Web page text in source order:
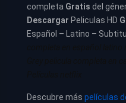
completa Gratis del
Descargar Peliculas HD
Español – Latino –
Descubre más películas